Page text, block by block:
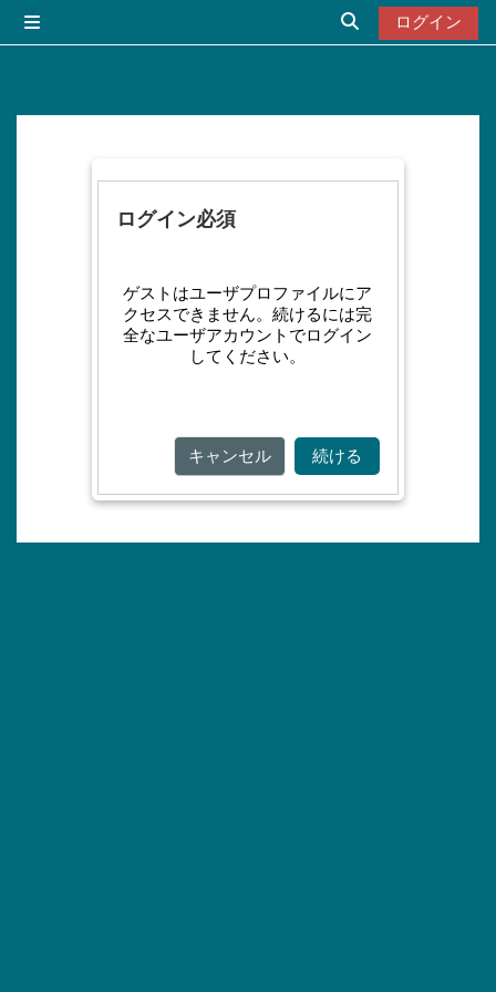
検索入力に切り替
ログイン
ログイン必須
ゲストはユーザプロファイルにア
クセスできません。続けるには完
全なユーザアカウントでログイン
してください。
キャンセル 続ける